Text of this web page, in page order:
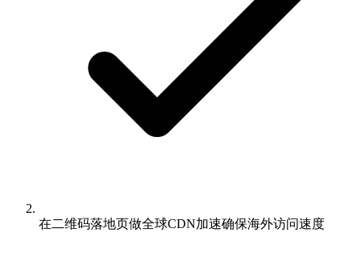
在二维码落地页做全球CDN加速确保海外访问速度